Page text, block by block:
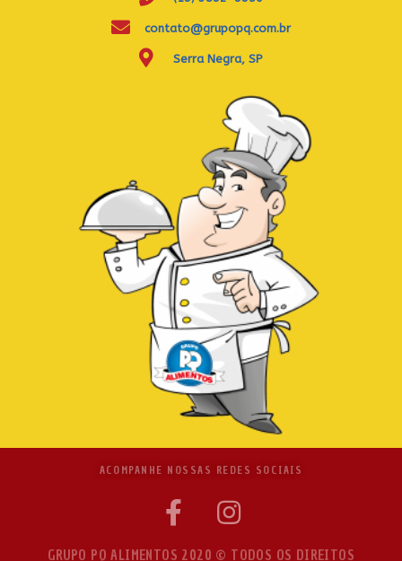
contato@grupopq.com.br
Serra Negra, SP
ACOMPANHE NOSSAS REDES SOCIAIS
GRUPO PQ ALIMENTOS 2020 © TODOS OS DIREITOS